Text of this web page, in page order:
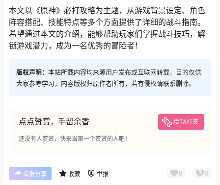
本文以《原神》必打攻略为主题，从游戏背景设定、角色
阵容搭配、技能特点等多个方面提供了详细的战斗指南。
希望通过本文的介绍，能够帮助玩家们掌握战斗技巧，解
锁游戏潜力，成为一名优秀的冒险者！
版权声明： 本站所载内容均来源用户发布或互联网转载，目的仅供
大家参考学习，内容版权归原作者所有，若有侵权请联系删除。
点点赞赏，手留余香 给TA打赏
还没有人赞赏，快来当第一个赞赏的人吧！
海报分享 收藏 举报 0 0